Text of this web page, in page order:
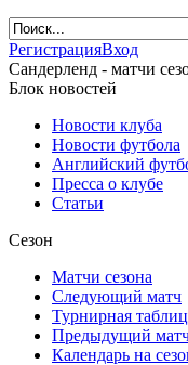
РегистрацияВход
Сандерленд - матчи
Блок новостей
Новости клуба
Новости футбола
Английский
Пресса о клубе
Статьи
Сезон
Матчи сезона
Следующий матч
Турнирная
Предыдущий
Календарь на